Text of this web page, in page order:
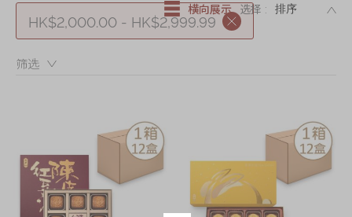
分店网络
商务销售
嫁喜须知
嫁喜礼饼
手信礼品
茗茶系列
迪士尼系列
奇华LINE
FRIENDS礼盒
奇华茶室
联络奇华
HK$2,000.00 - HK$2,999.99
筛选：
横向展示 选择 :